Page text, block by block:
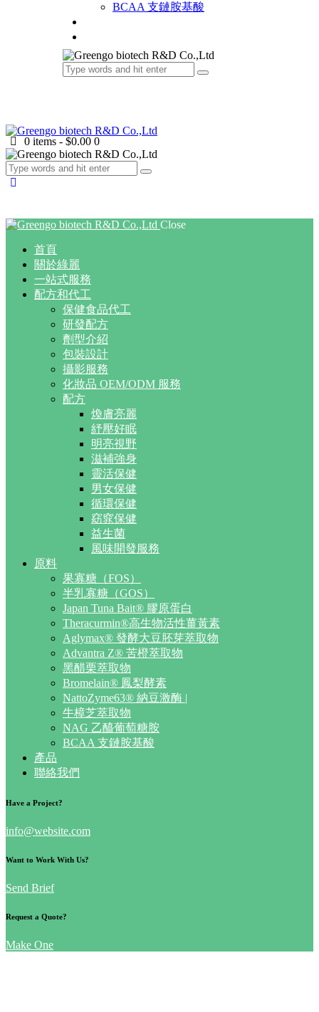
BCAA 支鏈胺基酸
0 items - $0.00 0
Close
首頁
關於綠麗
一站式服務
配方和代工
保健食品代工
研發配方
劑型介紹
包裝設計
攝影服務
化妝品 OEM/ODM 服務
配方
煥膚亮麗
紓壓好眠
明亮視野
滋補強身
靈活保健
男女保健
循環保健
窈窕保健
益生菌
風味開發服務
原料
果寡糖（FOS）
半乳寡糖（GOS）
Japan Tuna Bait® 膠原蛋白
Theracurmin®高生物活性薑黃素
Aglymax® 發酵大豆胚芽萃取物
Advantra Z® 苦橙萃取物
黑醋栗萃取物
Bromelain® 鳳梨酵素
NattoZyme63® 納豆激酶 |
牛樟芝萃取物
NAG 乙醯葡萄糖胺
BCAA 支鏈胺基酸
產品
聯絡我們
Have a Project?
info@website.com
Want to Work With Us?
Send Brief
Request a Quote?
Make One